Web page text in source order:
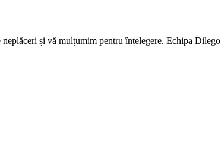
și vă mulțumim pentru înțelegere. Echipa Dilego